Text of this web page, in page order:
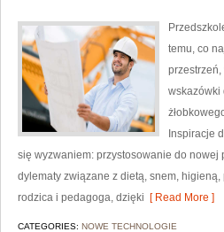
temu, co
wskazówki
Inspiracje
się wyzwaniem: przystosowanie do
dylematy związane z dietą, snem,
rodzica i pedagoga, dzięki [ Read More ]
CATEGORIES: NOWE TECHNOLOGIE